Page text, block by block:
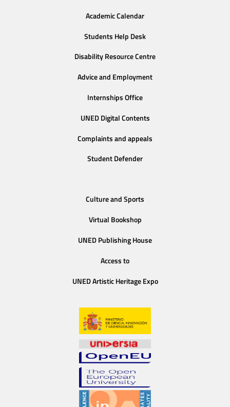
Academic Calendar
Students Help Desk
Disability Resource Centre
Advice and Employment
Internships Office
UNED Digital Contents
Complaints and appeals
Student Defender
Culture and Sports
Virtual Bookshop
UNED Publishing House
Access to
UNED Artistic Heritage Expo